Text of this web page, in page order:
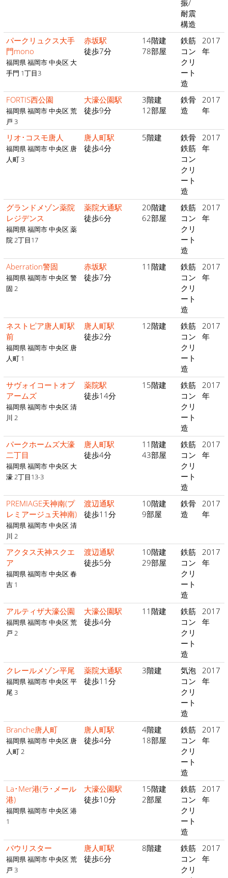
振/
耐震
構造
パークリュクス大手
門mono
福岡県 福岡市 中央区 大
手門 1丁目3
赤坂駅
徒歩7分
14階建
78部屋
鉄筋
コン
クリ
ート
造
2017
年
FORTIS西公園
福岡県 福岡市 中央区 荒
戸 3
大濠公園駅
徒歩9分
3階建
12部屋
鉄骨
造
2017
年
リオ･コスモ唐人
福岡県 福岡市 中央区 唐
人町 3
唐人町駅
徒歩4分
5階建
鉄骨
鉄筋
コン
クリ
ート
造
2017
年
グランドメゾン薬院
レジデンス
福岡県 福岡市 中央区 薬
院 2丁目17
薬院大通駅
徒歩6分
20階建
62部屋
鉄筋
コン
クリ
ート
造
2017
年
Aberration警固
福岡県 福岡市 中央区 警
固 2
赤坂駅
徒歩7分
11階建
鉄筋
コン
クリ
ート
造
2017
年
ネストピア唐人町駅
前
福岡県 福岡市 中央区 唐
人町 1
唐人町駅
徒歩2分
12階建
鉄筋
コン
クリ
ート
造
2017
年
サヴォイコートオブ
アームズ
福岡県 福岡市 中央区 清
川 2
薬院駅
徒歩14分
15階建
鉄筋
コン
クリ
ート
造
2017
年
パークホームズ大濠
二丁目
福岡県 福岡市 中央区 大
濠 2丁目13-3
唐人町駅
徒歩4分
11階建
43部屋
鉄筋
コン
クリ
ート
造
2017
年
PREMIAGE天神南(プ
レミアージュ天神南)
福岡県 福岡市 中央区 清
川 2
渡辺通駅
徒歩11分
10階建
9部屋
鉄骨
造
2017
年
アクタス天神スクエ
ア
福岡県 福岡市 中央区 春
吉 1
渡辺通駅
徒歩5分
10階建
29部屋
鉄筋
コン
クリ
ート
造
2017
年
アルティザ大濠公園
福岡県 福岡市 中央区 荒
戸 2
大濠公園駅
徒歩4分
11階建
鉄筋
コン
クリ
ート
造
2017
年
クレールメゾン平尾
福岡県 福岡市 中央区 平
尾 3
薬院大通駅
徒歩11分
3階建
気泡
コン
クリ
ート
造
2017
年
Branche唐人町
福岡県 福岡市 中央区 唐
人町 2
唐人町駅
徒歩4分
4階建
18部屋
鉄筋
コン
クリ
ート
造
2017
年
La･Mer港(ラ･メール
港)
福岡県 福岡市 中央区 港
1
大濠公園駅
徒歩10分
15階建
2部屋
鉄筋
コン
クリ
ート
造
2017
年
パウリスター
福岡県 福岡市 中央区 荒
戸 3
唐人町駅
徒歩6分
8階建
鉄筋
コン
クリ
2017
年